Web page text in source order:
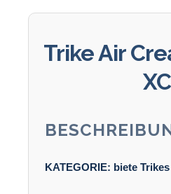
Trike Air
XC
KATEGORIE: biete Trikes